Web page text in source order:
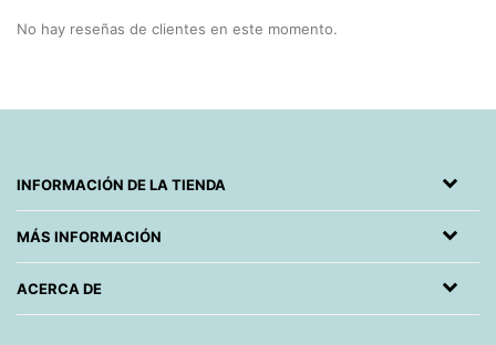
No hay reseñas de clientes en este momento.
INFORMACIÓN DE LA TIENDA
MÁS INFORMACIÓN
ACERCA DE